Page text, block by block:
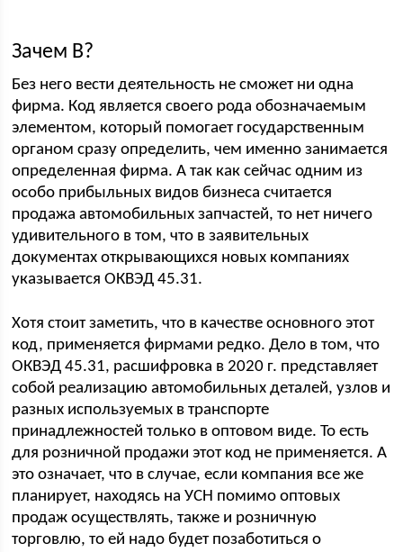
Зачем В?
Без него вести деятельность не сможет ни одна
фирма. Код является своего рода обозначаемым
элементом, который помогает государственным
органом сразу определить, чем именно занимается
определенная фирма. А так как сейчас одним из
особо прибыльных видов бизнеса считается
продажа автомобильных запчастей, то нет ничего
удивительного в том, что в заявительных
документах открывающихся новых компаниях
указывается ОКВЭД 45.31.
Хотя стоит заметить, что в качестве основного этот
код, применяется фирмами редко. Дело в том, что
ОКВЭД 45.31, расшифровка в 2020 г. представляет
собой реализацию автомобильных деталей, узлов и
разных используемых в транспорте
принадлежностей только в оптовом виде. То есть
для розничной продажи этот код не применяется. А
это означает, что в случае, если компания все же
планирует, находясь на УСН помимо оптовых
продаж осуществлять, также и розничную
торговлю, то ей надо будет позаботиться о